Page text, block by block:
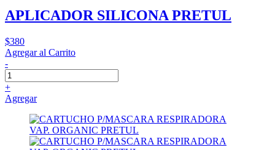
APLICADOR SILICONA PRETUL
$380
Agregar al Carrito
-
+
Agregar